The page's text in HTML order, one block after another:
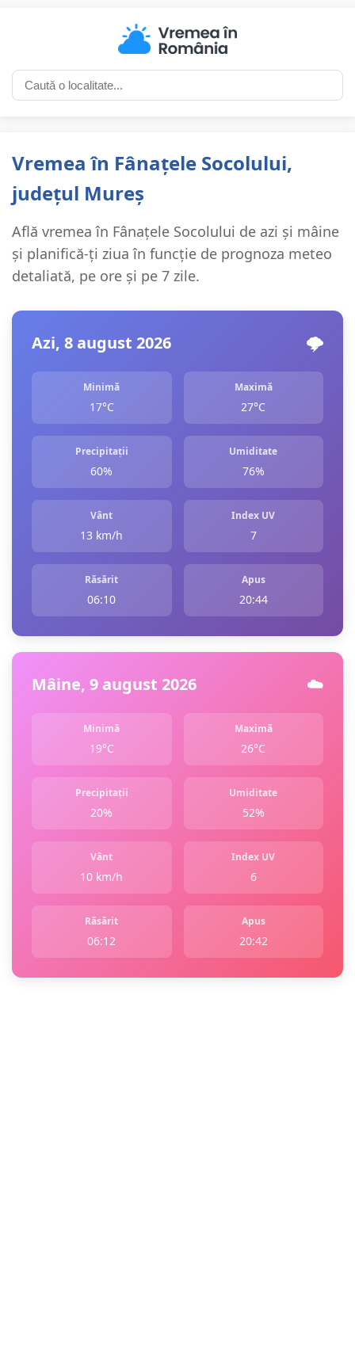
Vremea în Fânațele Socolului,
județul Mureș
Află vremea în Fânațele Socolului de azi și mâine
și planifică-ți ziua în funcție de prognoza meteo
detaliată, pe ore și pe 7 zile.
Azi, 8 august 2026 🌩️
Minimă
17°C
Maximă
27°C
Precipitații
60%
Umiditate
76%
Vânt
13 km/h
Index UV
7
Răsărit
06:10
Apus
20:44
Mâine, 9 august 2026 ☁️
Minimă
19°C
Maximă
26°C
Precipitații
20%
Umiditate
52%
Vânt
10 km/h
Index UV
6
Răsărit
06:12
Apus
20:42